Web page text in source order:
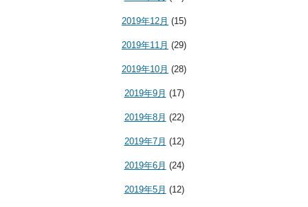
2019年12月 (15)
2019年11月 (29)
2019年10月 (28)
2019年9月 (17)
2019年8月 (22)
2019年7月 (12)
2019年6月 (24)
2019年5月 (12)